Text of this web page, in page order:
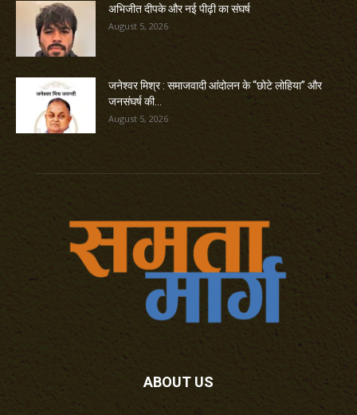
अभिजीत दीपके और नई पीढ़ी का संघर्ष
August 5, 2026
जनेश्वर मिश्र : समाजवादी आंदोलन के “छोटे लोहिया” और
जनसंघर्ष की...
August 5, 2026
ABOUT US